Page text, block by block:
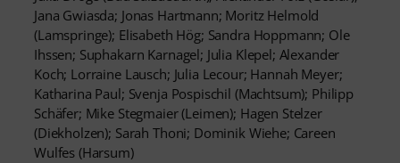
Jana Gwiasda; Jonas Hartmann; Moritz Helmold
(Lamspringe); Elisabeth Hög; Sandra Hoppmann; Ole
Ihssen; Suphakarn Karnagel; Julia Klepel; Alexander
Koch; Lorraine Lausch; Julia Lecour; Hannah Meyer;
Katharina Paul; Svenja Pospischil (Machtsum); Philipp
Schäfer; Mike Stegmaier (Leimen); Hagen Stelzer
(Diekholzen); Sarah Thoni; Dominik Wiehe; Careen
Wulfes (Harsum)